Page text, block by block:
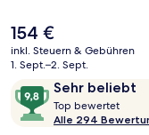
Abendessen lokale
ein Whirlpool gehören
Reisende haben viel
berichten.
Der
aktuelle
Preis
154 €.
154 €
inkl. Steuern & Gebühren
1. Sept.–2. Sept.
Bewertungen
Sehr beliebt
9,8
von
10,
Top bewertet
o
Alle 294